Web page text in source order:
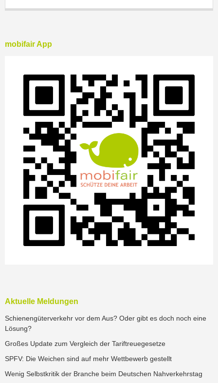
mobifair App
Aktuelle Meldungen
Schienengüterverkehr vor dem Aus? Oder gibt es doch noch eine
Lösung?
Großes Update zum Vergleich der Tariftreuegesetze
SPFV: Die Weichen sind auf mehr Wettbewerb gestellt
Wenig Selbstkritik der Branche beim Deutschen Nahverkehrstag